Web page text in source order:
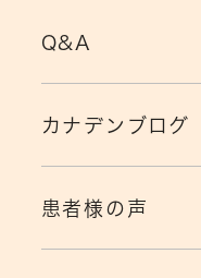
Q&A
カナデンブログ
患者様の声